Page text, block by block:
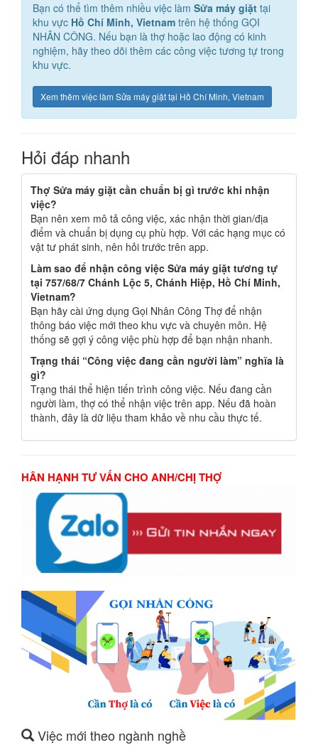
Bạn có thể tìm thêm nhiều việc làm Sửa máy giặt tại
khu vực Hồ Chí Minh, Vietnam trên hệ thống GỌI
NHÂN CÔNG. Nếu bạn là thợ hoặc lao động có kinh
nghiệm, hãy theo dõi thêm các công việc tương tự trong
khu vực.
Xem thêm việc làm Sửa máy giặt tại Hồ Chí Minh, Vietnam
Hỏi đáp nhanh
Thợ Sửa máy giặt cần chuẩn bị gì trước khi nhận
việc?
Bạn nên xem mô tả công việc, xác nhận thời gian/địa
điểm và chuẩn bị dụng cụ phù hợp. Với các hạng mục có
vật tư phát sinh, nên hỏi trước trên app.
Làm sao để nhận công việc Sửa máy giặt tương tự
tại 757/68/7 Chánh Lộc 5, Chánh Hiệp, Hồ Chí Minh,
Vietnam?
Bạn hãy cài ứng dụng Gọi Nhân Công Thợ để nhận
thông báo việc mới theo khu vực và chuyên môn. Hệ
thống sẽ gợi ý công việc phù hợp để bạn nhận nhanh.
Trạng thái “Công việc đang cần người làm” nghĩa là
gì?
Trạng thái thể hiện tiến trình công việc. Nếu đang cần
người làm, thợ có thể nhận việc trên app. Nếu đã hoàn
thành, đây là dữ liệu tham khảo về nhu cầu thực tế.
HÂN HẠNH TƯ VẤN CHO ANH/CHỊ THỢ
Việc mới theo ngành nghề